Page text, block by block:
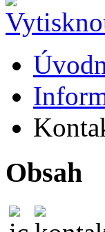
Obsah